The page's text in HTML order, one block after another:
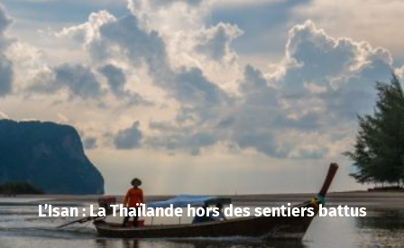
L’Isan : La Thaïlande hors des sentiers battus